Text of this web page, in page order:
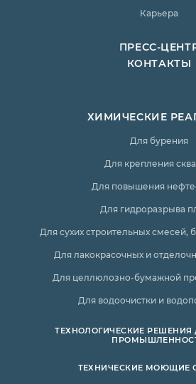
Карьера
ПРЕСС-
КОНТАКТЫ
ХИМИЧЕСКИЕ
Для бурения
Для крепления
Для повышения
Для гидроразрыва
Для сухих строительных смесей,
Для лакокрасочных и
Для целлюлозно-бумажной
Для водоочистки и
ТЕХНОЛОГИЧЕСКИЕ
ТЕХНИЧЕСКИЕ МОЮЩИЕ